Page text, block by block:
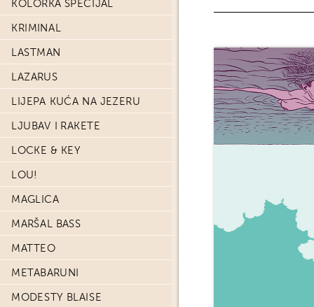
KOLORKA SPECIJAL
KRIMINAL
LASTMAN
LAZARUS
LIJEPA KUĆA NA JEZERU
LJUBAV I RAKETE
LOCKE & KEY
LOU!
MAGLICA
MARŠAL BASS
MATTEO
METABARUNI
MODESTY BLAISE